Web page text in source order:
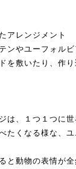
アレンジメント
ンやユーフォルビ
を敷いたり、作り
は、１つ１つに
たくなる様な、
と動物の表情が